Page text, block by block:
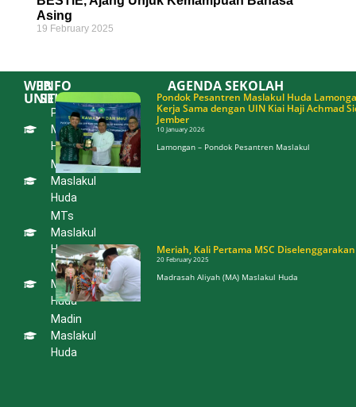
Asing
19 February 2025
WEB
UNIT
PAUD
Maslakul
Huda
MI
Maslakul
Huda
MTs
Maslakul
Huda
MA
Maslakul
Huda
Madin
Maslakul
Huda
INFO
SEKOLAH
Pondok
Pesantren
Maslakul
Huda
Lamongan
Jalin Kerja
Sama
dengan
UIN Kiai
Haji
Achmad
Siddiq
Jember
10 January 2026
Lamongan –
Pondok
Pesantren
Maslakul
Meriah, Kali
Pertama MSC
Diselenggarakan
AGENDA SEKOLAH
Pondok Pesantren Maslakul Huda
Kerja Sama dengan UIN Kiai Haji Achmad
Jember
10 January 2026
Lamongan – Pondok Pesantren Maslakul
Meriah, Kali Pertama MSC Diselenggarakan
20 February 2025
Madrasah Aliyah (MA) Maslakul Huda